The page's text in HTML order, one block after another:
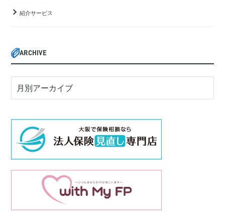
紹介サービス
ARCHIVE